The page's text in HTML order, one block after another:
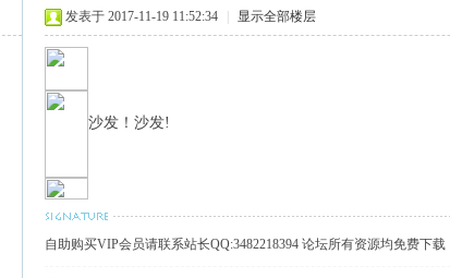
发表于 2017-11-19 11:52:34 显示全部楼层
沙发！沙发!
自助购买VIP会员请联系站长QQ:3482218394 论坛所有资源均免费下